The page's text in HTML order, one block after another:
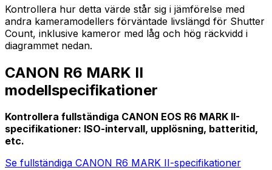
Kontrollera hur detta värde står sig i jämförelse med
andra kameramodellers förväntade livslängd för Shutter
Count, inklusive kameror med låg och hög räckvidd i
diagrammet nedan.
CANON R6 MARK II
modellspecifikationer
Kontrollera fullständiga CANON EOS R6 MARK II-
specifikationer: ISO-intervall, upplösning, batteritid,
etc.
Se fullständiga CANON R6 MARK II-specifikationer